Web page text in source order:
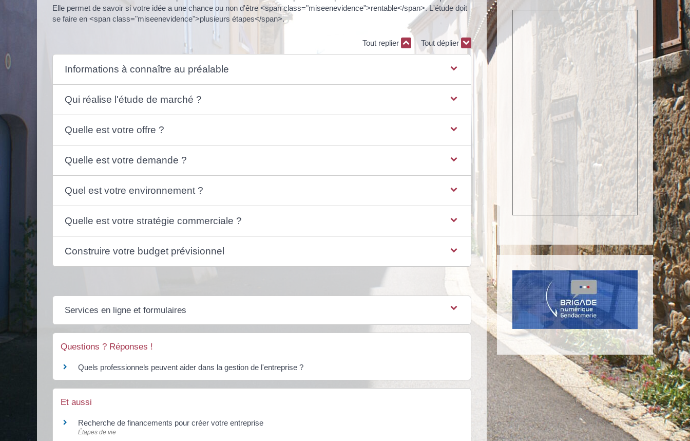
Elle permet de savoir si votre idée a une chance ou non d'être <span class="miseenevidence">rentable</span>. L'étude doit
se faire en <span class="miseenevidence">plusieurs étapes</span>.
Tout replier Tout déplier
Informations à connaître au préalable
Qui réalise l'étude de marché ?
Quelle est votre offre ?
Quelle est votre demande ?
Quel est votre environnement ?
Quelle est votre stratégie commerciale ?
Construire votre budget prévisionnel
Services en ligne et formulaires
Questions ? Réponses !
Quels professionnels peuvent aider dans la gestion de l'entreprise ?
Et aussi
Recherche de financements pour créer votre entreprise
Étapes de vie